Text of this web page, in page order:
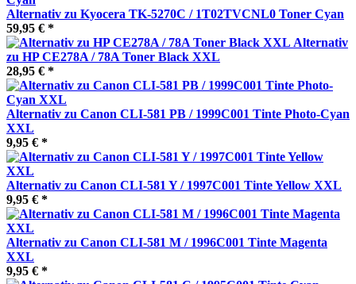
Alternativ zu Kyocera TK-5270C / 1T02TVCNL0 Toner Cyan
59,95 € *
Alternativ
zu HP CE278A / 78A Toner Black XXL
28,95 € *
Alternativ zu Canon CLI-581 PB / 1999C001 Tinte Photo-Cyan
XXL
9,95 € *
Alternativ zu Canon CLI-581 Y / 1997C001 Tinte Yellow XXL
9,95 € *
Alternativ zu Canon CLI-581 M / 1996C001 Tinte Magenta
XXL
9,95 € *